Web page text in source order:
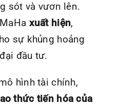
sót và vươn lên.
xuất hiện,
sự khủng hoảng
đầu tư.
hình tài chính,
thức tiến hóa của